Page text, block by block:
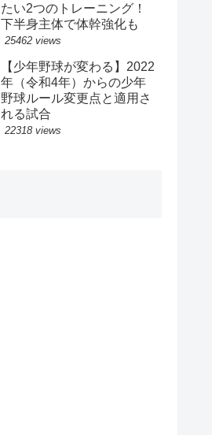
たい2つのトレーニング！
下半身主体で体幹強化も
25462 views
【少年野球が変わる】2022
年（令和4年）からの少年
野球ルール変更点と適用さ
れる試合
22318 views